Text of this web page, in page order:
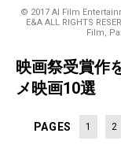
© 2017 AI Film
E&A ALL RIGHTS
Film,
映画祭受賞作
メ映画10選
PAGES 1 2